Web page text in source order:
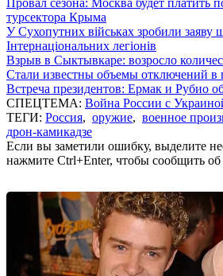
турсектора Крыма
У Сухопутних військах зробили заяву
Інтернаціональних легіонів
Взрыв в Сыктывкаре: возросло
Стали известны объемы отключений в
Встреча президентов: Ермак и Рубио
СПЕЦТЕМА: Война России с
ТЕГИ: Россия, оружие, военное
дрон-камикадзе
Если вы заметили ошибку, выделите
нажмите Ctrl+Enter, чтобы сообщить об